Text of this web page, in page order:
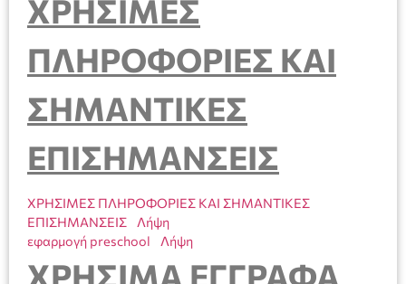
ΧΡΗΣΙΜΕΣ
ΠΛΗΡΟΦΟΡΙΕΣ ΚΑΙ
ΣΗΜΑΝΤΙΚΕΣ
ΕΠΙΣΗΜΑΝΣΕΙΣ
ΧΡΗΣΙΜΕΣ ΠΛΗΡΟΦΟΡΙΕΣ ΚΑΙ ΣΗΜΑΝΤΙΚΕΣ
ΕΠΙΣΗΜΑΝΣΕΙΣ
Λήψη
εφαρμογή preschool
Λήψη
ΧΡΗΣΙΜΑ ΕΓΓΡΑΦΑ